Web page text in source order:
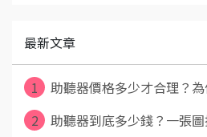
最新文章
1
助聽器價格多少才合理？
2
助聽器到底多少錢？一張